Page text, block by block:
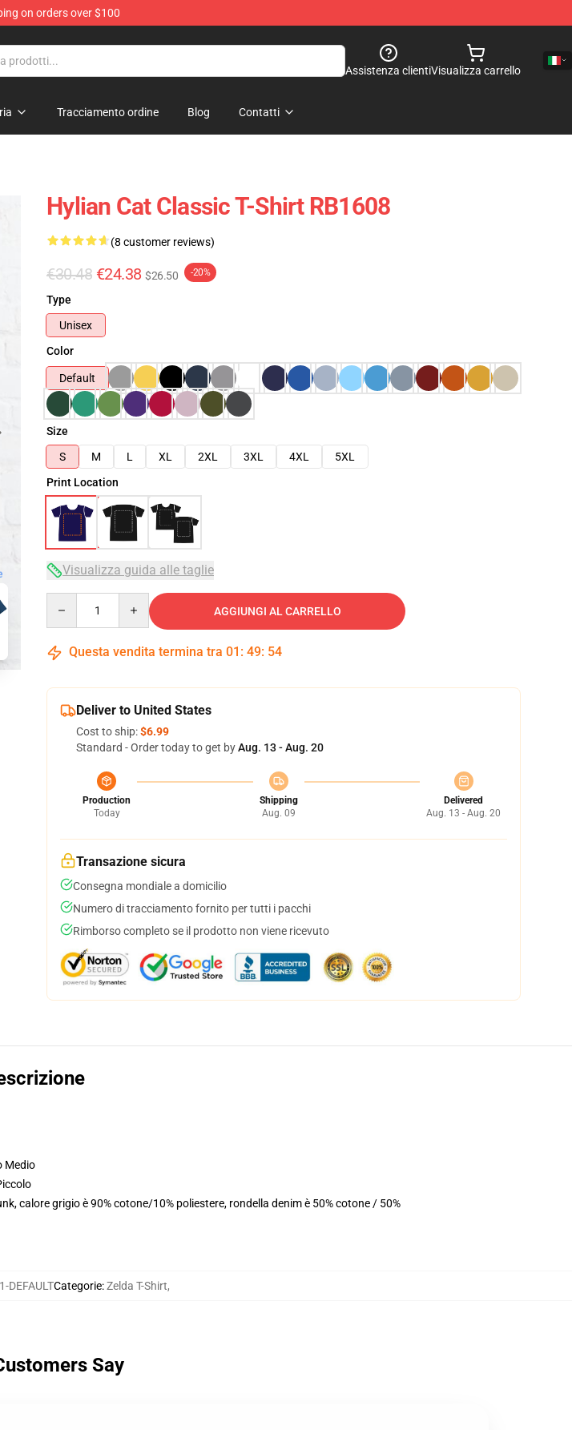
on orders over $100
Assistenza clientiVisualizza carrello
Tracciamento ordine Blog Contatti
Hylian Cat Classic T-Shirt RB1608
(8 customer reviews)
€30.48 €24.38 $26.50 -20%
Type
Unisex
Color
Default
Size
S
M L XL 2XL 3XL 4XL
5XL
Print Location
Visualizza guida alle taglie
AGGIUNGI AL CARRELLO
Questa vendita termina tra 01 : 49: 53
Deliver to United States
Cost to ship:$6.99
Standard - Order today to get byAug. 13 - Aug. 20
Production
Today
Shipping
Aug. 09
Delivered
Aug. 13 - Aug. 20
Transazione sicura
Consegna mondiale a domicilio
Numero di tracciamento fornito per tutti i pacchi
Rimborso completo se il prodotto non viene ricevuto
Medio
calore grigio è 90% cotone/10% poliestere, rondella denim è 50% cotone / 50%
DEFAULTCategorie:Zelda T-Shirt,
Say